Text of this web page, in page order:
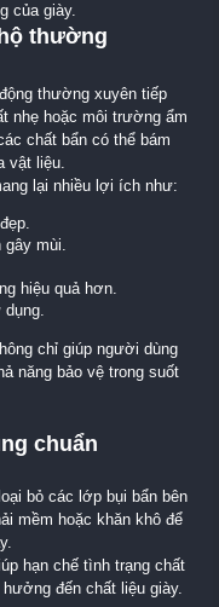
của giày.
thường
thường xuyên tiếp
nhẹ hoặc môi trường ẩm
chất bẩn có thể bám
vật liệu.
lại nhiều lợi ích như:
gây mùi.
hiệu quả hơn.
dụng.
chỉ giúp người dùng
năng bảo vệ trong suốt
chuẩn
bỏ các lớp bụi bẩn bên
mềm hoặc khăn khô để
hạn chế tình trạng chất
đến chất liệu giày.